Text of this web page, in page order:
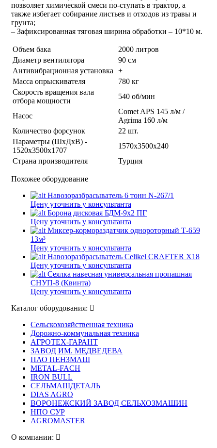
позволяет химической смеси по-ступать в трактор, а
также избегает собирание листьев и отходов из травы и
грунта;
– Зафиксированная тяговая ширина обработки – 10*10 м.
Объем бака
2000 литров
Диаметр вентилятора
90 см
Антивибрационная установка
+
Масса опрыскивателя
780 кг
Скорость вращения вала
отбора мощности
540 об/мин
Насос
Comet APS 145 л/м /
Agrima 160 л/м
Количество форсунок
22 шт.
Параметры (ШхДхВ) -
1520х3500х1707
1570х3500х240
Страна производителя
Турция
Похожее оборудование
Навозоразбрасыватель 6 тонн N-267/1
Цену уточнить у консультанта
Борона дисковая БДМ-9х2 ПГ
Цену уточнить у консультанта
Миксер-кормораздатчик однороторный Т-659
13м³
Цену уточнить у консультанта
Навозоразбрасыватель Celikel CRAFTER X18
Цену уточнить у консультанта
Сеялка навесная универсальная пропашная
СНУП-8 (Квинта)
Цену уточнить у консультанта
Каталог оборудования:
Сельскохозяйственная техника
Дорожно-коммунальная техника
АГРОТЕХ-ГАРАНТ
ЗАВОД ИМ. МЕДВЕДЕВА
ПАО ПЕНЗМАШ
METAL-FACH
IRON BULL
СЕЛЬМАШДЕТАЛЬ
DIAS AGRO
ВОРОНЕЖСКИЙ ЗАВОД СЕЛЬХОЗМАШИН
НПО СУР
AGROMASTER
О компании: